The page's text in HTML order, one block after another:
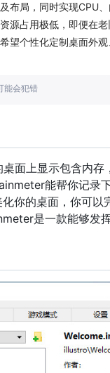
布局，同时实现CPU
源占用极低，即便在
望个性化定制桌面外
能会犯错
面上显示包含内存
能帮你记录
你的桌面，你可
是一款能够发